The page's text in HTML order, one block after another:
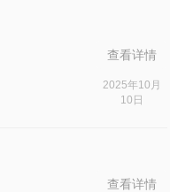
查看详情
2025年10月
10日
查看详情